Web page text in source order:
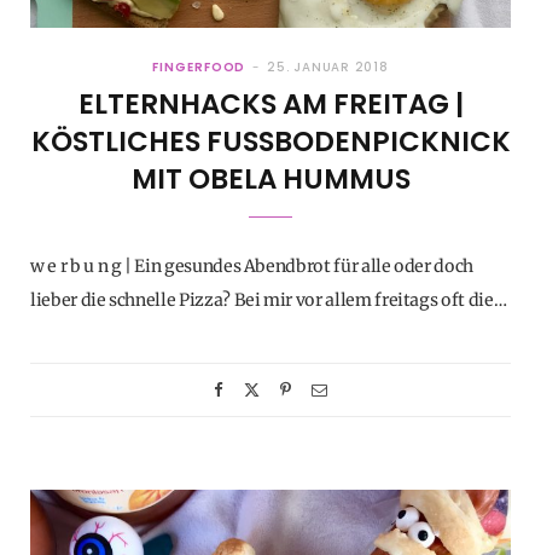
FINGERFOOD 25. JANUAR 2018
ELTERNHACKS AM FREITAG |
KÖSTLICHES FUSSBODENPICKNICK M
IT OBELA HUMMUS
w e r b u n g | Ein gesundes Abendbrot für alle oder doch
lieber die schnelle Pizza? Bei mir vor allem freitags oft die…